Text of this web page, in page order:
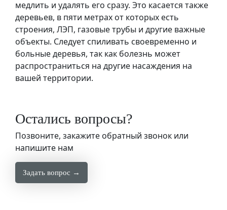
медлить и удалять его сразу. Это касается также
деревьев, в пяти метрах от которых есть
строения, ЛЭП, газовые трубы и другие важные
объекты. Следует спиливать своевременно и
больные деревья, так как болезнь может
распространиться на другие насаждения на
вашей территории.
Остались вопросы?
Позвоните, закажите обратный звонок или
напишите нам
Задать вопрос →